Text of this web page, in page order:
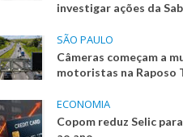
investigar ações da
SÃO PAULO
Câmeras começam a
motoristas na Raposo
ECONOMIA
Copom reduz Selic